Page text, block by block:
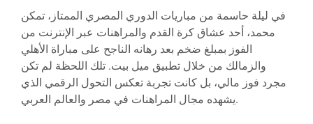
في ليلة حاسمة من مباريات الدوري المصري الممتاز، تمكن
محمد، أحد عشاق كرة القدم والمراهنات عبر الإنترنت من
الفوز بمبلغ ضخم بعد رهانه الناجح على مباراة الأهلي
والزمالك من خلال تطبيق ميل بيت. تلك اللحظة لم تكن
مجرد فوز مالي، بل كانت تجربة تعكس التحول الرقمي الذي
يشهده مجال المراهنات في مصر والعالم العربي.